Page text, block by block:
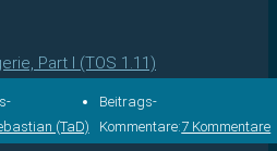
Part I (TOS 1.11)
(TaD)
Beitrags-
Kommentare:7 Kommentare